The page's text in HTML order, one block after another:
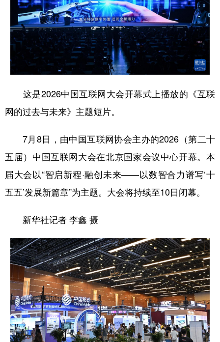
这是2026中国互联网大会开幕式上播放的《互联
网的过去与未来》主题短片。
7月8日，由中国互联网协会主办的2026（第二十
五届）中国互联网大会在北京国家会议中心开幕。本
届大会以“智启新程·融创未来——以数智合力谱写‘十
五五’发展新篇章”为主题。大会将持续至10日闭幕。
新华社记者 李鑫 摄